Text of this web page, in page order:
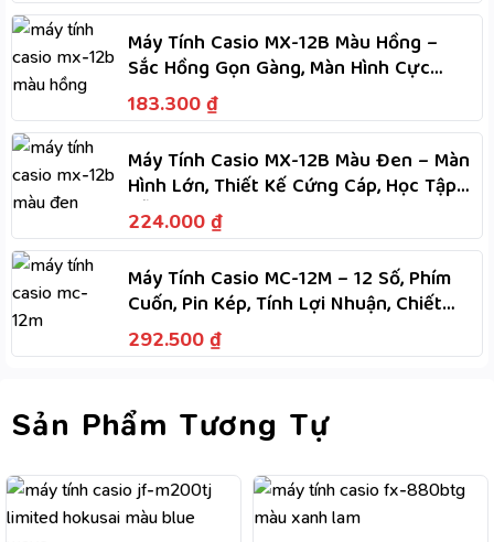
Máy Tính Casio MX-12B Màu Hồng –
Sắc Hồng Gọn Gàng, Màn Hình Cực
Lớn, Phím Dẻo, Tính Nhanh
183.300 ₫
Máy Tính Casio MX-12B Màu Đen – Màn
Hình Lớn, Thiết Kế Cứng Cáp, Học Tập
Dễ Dàng
224.000 ₫
Máy Tính Casio MC-12M – 12 Số, Phím
Cuốn, Pin Kép, Tính Lợi Nhuận, Chiết
Khấu, M+, M-
292.500 ₫
Sản Phẩm Tương Tự